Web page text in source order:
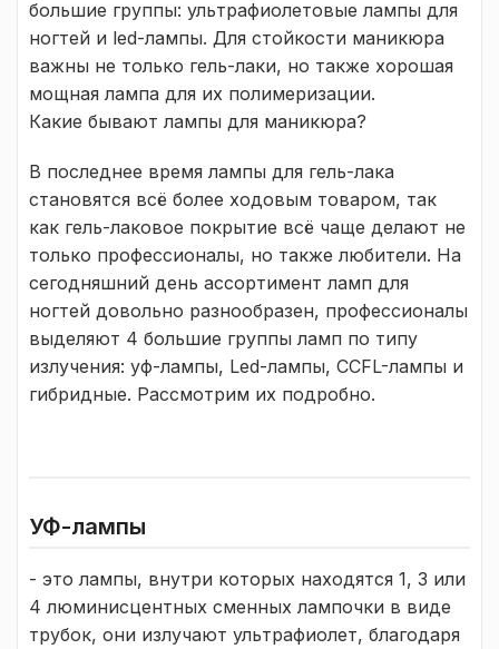
большие группы: ультрафиолетовые лампы для
ногтей и led-лампы. Для стойкости маникюра
важны не только гель-лаки, но также хорошая
мощная лампа для их полимеризации.
Какие бывают лампы для маникюра?
В последнее время лампы для гель-лака
становятся всё более ходовым товаром, так
как гель-лаковое покрытие всё чаще делают не
только профессионалы, но также любители. На
сегодняшний день ассортимент ламп для
ногтей довольно разнообразен, профессионалы
выделяют 4 большие группы ламп по типу
излучения: уф-лампы, Led-лампы, CCFL-лампы и
гибридные. Рассмотрим их подробно.
УФ-лампы
- это лампы, внутри которых находятся 1, 3 или
4 люминисцентных сменных лампочки в виде
трубок, они излучают ультрафиолет, благодаря